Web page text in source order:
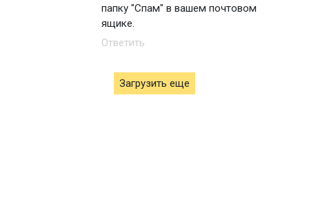
папку "Спам" в вашем почтовом
ящике.
Ответить
Загрузить еще